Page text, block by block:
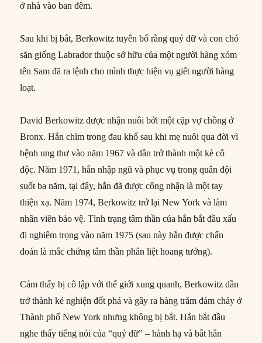
ở nhà vào ban đêm.
Sau khi bị bắt, Berkowitz tuyên bố rằng quỷ dữ và con chó
săn giống Labrador thuộc sở hữu của một người hàng xóm
tên Sam đã ra lệnh cho mình thực hiện vụ giết người hàng
loạt.
David Berkowitz được nhận nuôi bởi một cặp vợ chồng ở
Bronx. Hắn chìm trong đau khổ sau khi mẹ nuôi qua đời vì
bệnh ung thư vào năm 1967 và dần trở thành một kẻ cô
độc. Năm 1971, hắn nhập ngũ và phục vụ trong quân đội
suốt ba năm, tại đây, hắn đã được công nhận là một tay
thiện xạ. Năm 1974, Berkowitz trở lại New York và làm
nhân viên bảo vệ. Tình trạng tâm thần của hắn bắt đầu xấu
đi nghiêm trọng vào năm 1975 (sau này hắn được chẩn
đoán là mắc chứng tâm thần phân liệt hoang tưởng).
Cảm thấy bị cô lập với thế giới xung quanh, Berkowitz dần
trở thành kẻ nghiện đốt phá và gây ra hàng trăm đám cháy ở
Thành phố New York nhưng không bị bắt. Hắn bắt đầu
nghe thấy tiếng nói của “quỷ dữ” – hành hạ và bắt hắn